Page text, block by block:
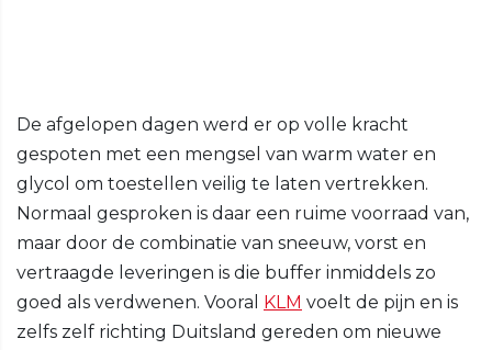
De afgelopen dagen werd er op volle kracht
gespoten met een mengsel van warm water en
glycol om toestellen veilig te laten vertrekken.
Normaal gesproken is daar een ruime voorraad van,
maar door de combinatie van sneeuw, vorst en
vertraagde leveringen is die buffer inmiddels zo
goed als verdwenen. Vooral KLM voelt de pijn en is
zelfs zelf richting Duitsland gereden om nieuwe